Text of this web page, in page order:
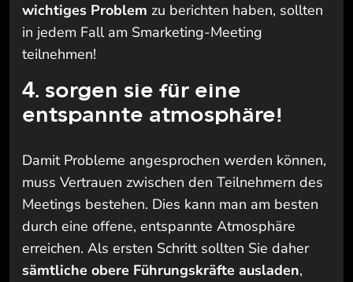
wichtiges Problem zu berichten haben, sollten
in jedem Fall am Smarketing-Meeting
teilnehmen!
4. sorgen sie für eine
entspannte atmosphäre!
Damit Probleme angesprochen werden können,
muss Vertrauen zwischen den Teilnehmern des
Meetings bestehen. Dies kann man am besten
durch eine offene, entspannte Atmosphäre
erreichen. Als ersten Schritt sollten Sie daher
sämtliche obere Führungskräfte ausladen,